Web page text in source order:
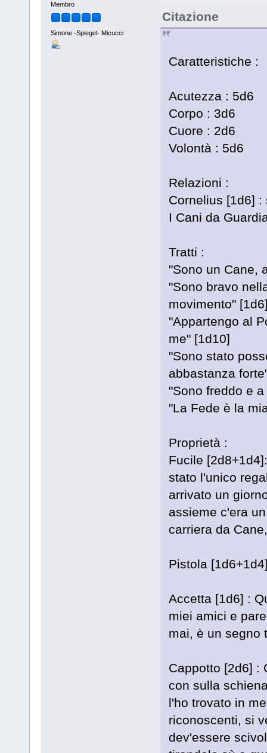
Membro
Simone -Spiegel- Micucci
Citazione
Caratteristiche :
Acutezza : 5d6
Corpo : 3d6
Cuore : 2d6
Volontà : 5d6
Relazioni :
Cornelius [1d6]
I Cani da
Tratti :
"Sono un Cane,
"Sono bravo
movimento"
"Appartengo al
me" [1d10]
"Sono stato
abbastanza
"Sono freddo e
"La Fede è la
Proprietà :
Fucile
stato l'unico
arrivato un
assieme c'era
carriera da
Pistola
Accetta [1d6] :
miei amici e
mai, è un segno
Cappotto [2d6] :
con sulla
l'ho trovato in
riconoscenti, si
dev'essere